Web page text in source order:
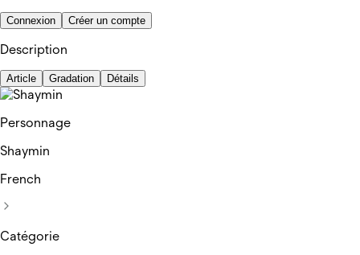
Connexion Créer un compte
Description
Article Gradation Détails
Personnage
Shaymin
French
Catégorie